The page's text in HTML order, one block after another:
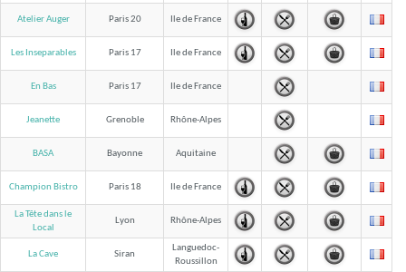
Atelier Auger Paris 20 Ile de France
Les Inseparables Paris 17 Ile de France
En Bas Paris 17 Ile de France
Jeanette Grenoble Rhône-Alpes
BASA Bayonne Aquitaine
Champion Bistro Paris 18 Ile de France
La Tête dans le
Local
Lyon Rhône-Alpes
La Cave Siran
Languedoc-
Roussillon